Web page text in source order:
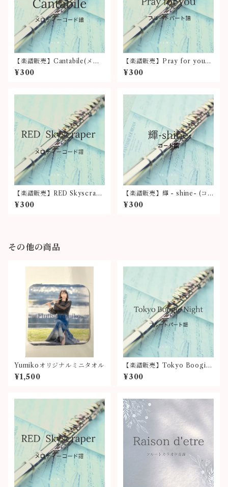
【楽譜販売】Cantabile(メロ
ディーコード譜)Yumiko＆小
川徹
¥300
【楽譜販売】Pray for you
（フルートパート譜）
¥300
【楽譜販売】RED Skyscrape
r(メロディーコード譜)
¥300
【楽譜販売】輝 - shine- (コ
ード譜)
¥300
その他の商品
Yumikoオリジナルミニタオル
¥1,500
【楽譜販売】Tokyo Boogie
Night (フルートパート譜)
¥300